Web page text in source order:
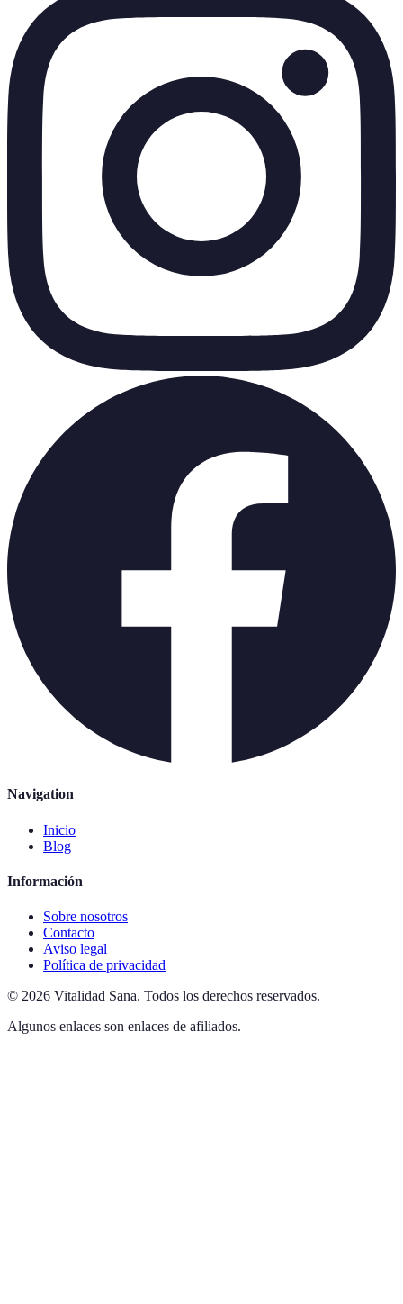
Navigation
Inicio
Blog
Información
Sobre nosotros
Contacto
Aviso legal
Política de privacidad
© 2026 Vitalidad Sana. Todos los derechos reservados.
Algunos enlaces son enlaces de afiliados.